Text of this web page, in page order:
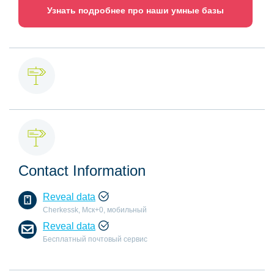
Узнать подробнее про наши умные базы
Contact Information
Reveal data
Cherkessk, Мск+0, мобильный
Reveal data
Бесплатный почтовый сервис